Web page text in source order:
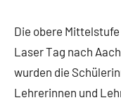
Die obere
Laser Tag nach
wurden die
Lehrerinnen und